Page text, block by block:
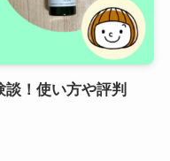
談！使い方や評判